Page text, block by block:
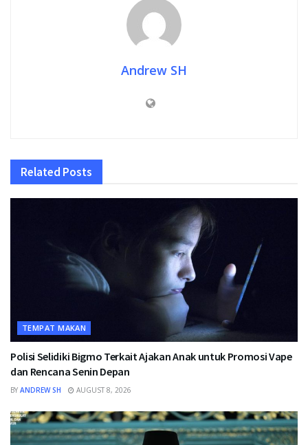
Andrew SH
Related Posts
TEMPAT MAKAN
Polisi Selidiki Bigmo Terkait Ajakan Anak untuk Promosi Vape
dan Rencana Senin Depan
BY ANDREW SH AUGUST 8, 2026